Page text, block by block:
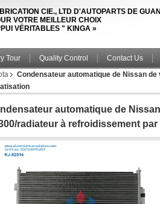
CIE., LTD D'AUTOPARTS DE
VOTRE MEILLEUR CHOIX
VÉRITABLES " KINGA »
Tour Quality Control Contact Us
Condensateur automatique de Nissan
automatique de
radiateur à refroidissement